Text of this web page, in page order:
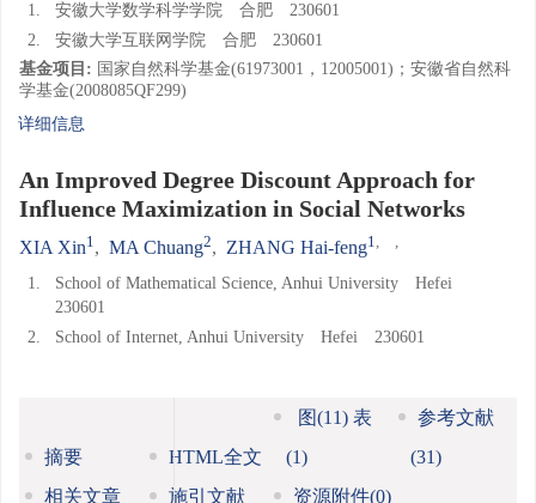
1.
安徽大学数学科学学院 合肥 230601
2.
安徽大学互联网学院 合肥 230601
基金项目: 国家自然科学基金(61973001，12005001)；安徽省自然科
学基金(2008085QF299)
详细信息
An Improved Degree Discount Approach for
Influence Maximization in Social Networks
XIA Xin1, MA Chuang2, ZHANG Hai-feng1, ,
1.
School of Mathematical Science, Anhui University Hefei
230601
2.
School of Internet, Anhui University Hefei 230601
摘要 HTML全文
图(11) 表
(1)
参考文献
(31)
相关文章
施引文献 资源附件(0)